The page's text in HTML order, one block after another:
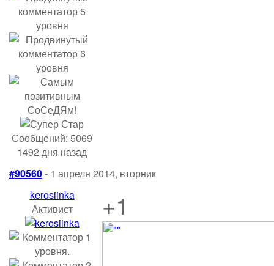
Сообщений: 5069
1492 дня назад
#90560- 1 апреля 2014, вторник
kerosiinka
Активист
+1